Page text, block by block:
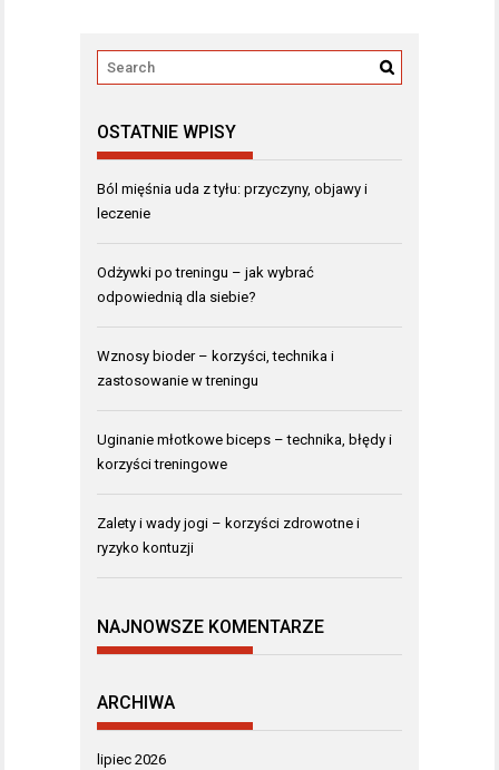
OSTATNIE WPISY
Ból mięśnia uda z tyłu: przyczyny, objawy i
leczenie
Odżywki po treningu – jak wybrać
odpowiednią dla siebie?
Wznosy bioder – korzyści, technika i
zastosowanie w treningu
Uginanie młotkowe biceps – technika, błędy i
korzyści treningowe
Zalety i wady jogi – korzyści zdrowotne i
ryzyko kontuzji
NAJNOWSZE KOMENTARZE
ARCHIWA
lipiec 2026